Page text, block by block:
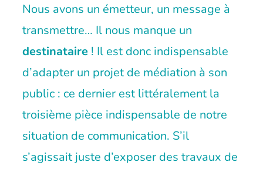
Nous avons un émetteur, un message à
transmettre… Il nous manque un
destinataire! Il est donc indispensable
d’adapter un projet de médiation à son
public : ce dernier est littéralement la
troisième pièce indispensable de notre
situation de communication. S’il
s’agissait juste d’exposer des travaux de